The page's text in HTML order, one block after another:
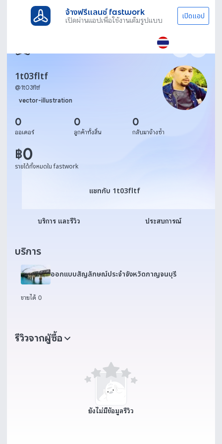
จ้างฟรีแลนซ์ fastwork
เปิดผ่านแอปเพื่อใช้งานเต็มรูปแบบ เปิดแอป
1t03fltf
@1t03fltf
vector-illustration
0
ออเดอร์
0
ลูกค้าทั้งสิ้น
0
กลับมาจ้างซ้ำ
฿0
รายได้ทั้งหมดใน fastwork
แชทกับ 1t03fltf
แชทกับ 1t03fltf
บริการ และรีวิว ประสบการณ์
บริการ
ออกแบบสัญลักษณ์ประจำจังหวัดกาญจนบุรี
ขายได้ 0
รีวิวจากผู้ซื้อ
ยังไม่มีข้อมูลรีวิว